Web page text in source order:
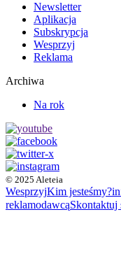
Newsletter
Aplikacja
Subskrypcja
Wesprzyj
Reklama
Archiwa
Na rok
© 2025 Aleteia
WesprzyjKim jesteśmy?
reklamodawcąSkontaktuj